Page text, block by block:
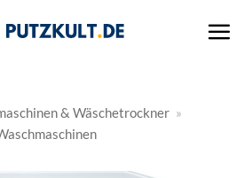
& Wäschetrockner »